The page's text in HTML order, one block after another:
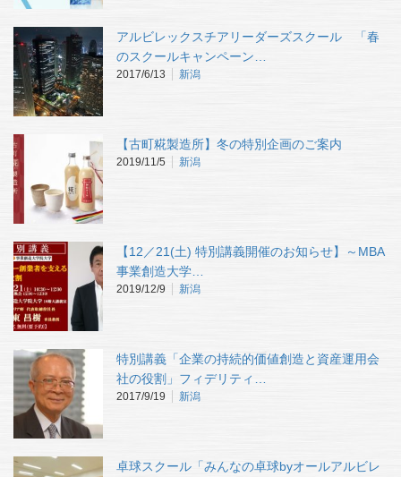
アルビレックスチアリーダーズスクール 「春
のスクールキャンペーン…
2017/6/13 新潟
【古町糀製造所】冬の特別企画のご案内
2019/11/5 新潟
【12／21(土) 特別講義開催のお知らせ】～MBA
事業創造大学…
2019/12/9 新潟
特別講義「企業の持続的価値創造と資産運用会
社の役割」フィデリティ…
2017/9/19 新潟
卓球スクール「みんなの卓球byオールアルビレ